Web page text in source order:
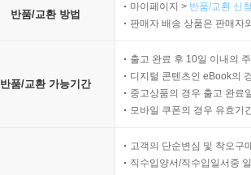
반품/교환 방법
마이페이지 > 반품/교환 신
판매자 배송 상품은 판매자
반품/교환 가능기간
출고 완료 후 10일 이내의
디지털 콘텐츠인 eBook의
중고상품의 경우 출고 완료
모바일 쿠폰의 경우 유효기
고객의 단순변심 및 착오구
직수입양서/직수입일서중